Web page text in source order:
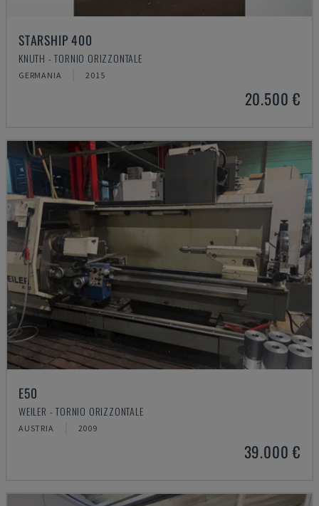
STARSHIP 400
KNUTH - TORNIO ORIZZONTALE
GERMANIA 2015
20.500 €
E50
WEILER - TORNIO ORIZZONTALE
AUSTRIA 2009
39.000 €